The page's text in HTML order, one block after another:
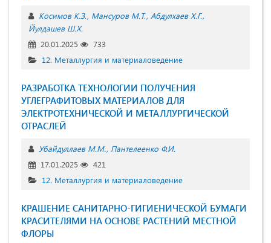
Косимов К.З. Мансуров М.Т. Абдулхаев Х.Г.
Йулдашев Ш.Х.
20.01.2025
733
12. Металлургия и материаловедение
РАЗРАБОТКА ТЕХНОЛОГИИ ПОЛУЧЕНИЯ
УГЛЕГРАФИТОВЫХ МАТЕРИАЛОВ ДЛЯ
ЭЛЕКТРОТЕХНИЧЕСКОЙ И МЕТАЛЛУРГИЧЕСКОЙ
ОТРАСЛЕЙ
Убайдуллаев М.М. Пантелеенко Ф.И.
17.01.2025
421
12. Металлургия и материаловедение
КРАШЕНИЕ САНИТАРНО-ГИГИЕНИЧЕСКОЙ БУМАГИ
КРАСИТЕЛЯМИ НА ОСНОВЕ РАСТЕНИЙ МЕСТНОЙ
ФЛОРЫ